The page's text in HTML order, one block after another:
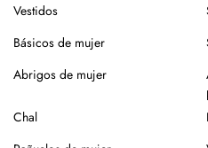
de la prenda.
Para los zapatos:
Nuestros zapatos están hechos
como piel o yute, que
Vestidos
Básicos de mujer
Abrigos de mujer
Chal